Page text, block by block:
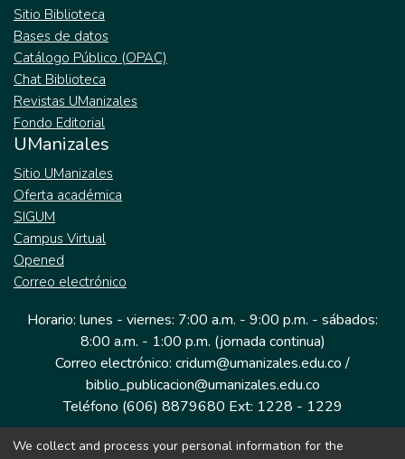
Sitio Biblioteca
Bases de datos
Catálogo Público (OPAC)
Chat Biblioteca
Revistas UManizales
Fondo Editorial
UManizales
Sitio UManizales
Oferta académica
SIGUM
Campus Virtual
Opened
Correo electrónico
Horario: lunes - viernes: 7:00 a.m. - 9:00 p.m. - sábados:
8:00 a.m. - 1:00 p.m. (jornada continua)
Correo electrónico: cridum@umanizales.edu.co /
biblio_publicacion@umanizales.edu.co
Teléfono (606) 8879680 Ext: 1228 - 1229
Dirección: Cra 9 a # 19-03 Edificio histórico, piso 1
We collect and process your personal information for the